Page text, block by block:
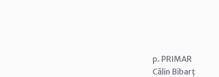
p. PRIMAR
Călin Bibarț